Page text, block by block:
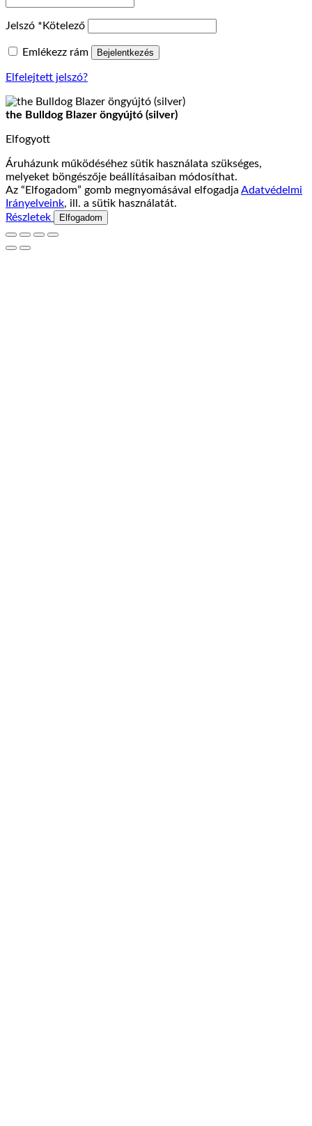
Jelszó * Kötelező
Emlékezz rám Bejelentkezés
Elfelejtett jelszó?
the Bulldog Blazer öngyújtó (silver)
Elfogyott
Áruházunk működéséhez sütik használata szükséges,
melyeket böngészője beállításaiban módosíthat.
Az “Elfogadom” gomb megnyomásával elfogadja Adatvédelmi
Irányelveink, ill. a sütik használatát.
Részletek
Elfogadom